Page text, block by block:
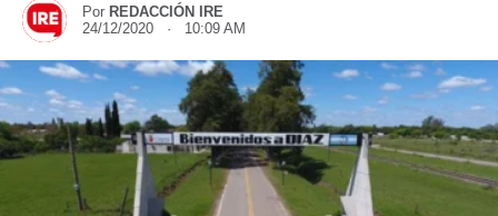
Por REDACCIÓN IRE
24/12/2020 · 10:09 AM